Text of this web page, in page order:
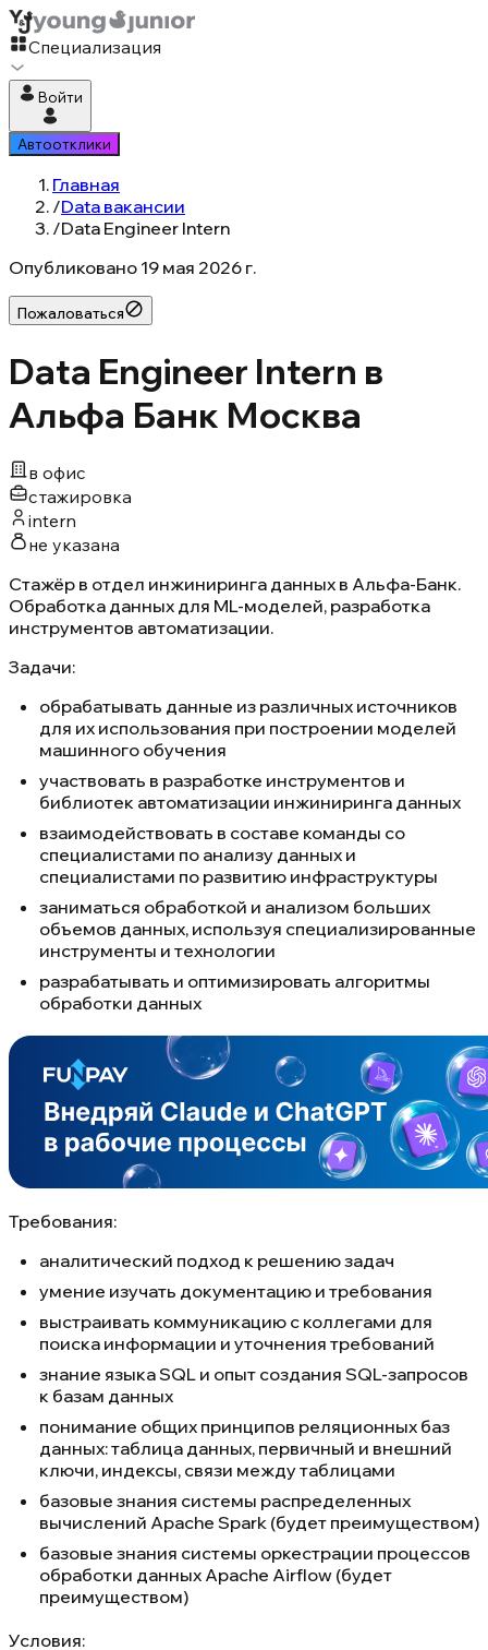
Специализация
Войти
Автоотклики
Главная
/Data вакансии
/Data Engineer Intern
Опубликовано 19 мая 2026 г.
Пожаловаться
Data Engineer Intern в
Альфа Банк Москва
в офис
стажировка
intern
не указана
Стажёр в отдел инжиниринга данных в Альфа-Банк.
Обработка данных для ML-моделей, разработка
инструментов автоматизации.
Задачи:
обрабатывать данные из различных источников
для их использования при построении моделей
машинного обучения
участвовать в разработке инструментов и
библиотек автоматизации инжиниринга данных
взаимодействовать в составе команды со
специалистами по анализу данных и
специалистами по развитию инфраструктуры
заниматься обработкой и анализом больших
объемов данных, используя специализированные
инструменты и технологии
разрабатывать и оптимизировать алгоритмы
обработки данных
Требования:
аналитический подход к решению задач
умение изучать документацию и требования
выстраивать коммуникацию с коллегами для
поиска информации и уточнения требований
знание языка SQL и опыт создания SQL-запросов
к базам данных
понимание общих принципов реляционных баз
данных: таблица данных, первичный и внешний
ключи, индексы, связи между таблицами
базовые знания системы распределенных
вычислений Apache Spark (будет преимуществом)
базовые знания системы оркестрации процессов
обработки данных Apache Airflow (будет
преимуществом)
Условия: